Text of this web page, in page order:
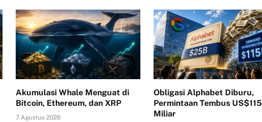
Akumulasi Whale Menguat di
Bitcoin, Ethereum, dan XRP
7 Agustus 2026
Obligasi Alphabet Diburu,
Permintaan Tembus US$115
Miliar